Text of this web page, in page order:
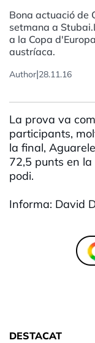
Bona actuació de
setmana a
a la Copa
austríaca.
Author|28.11.16
La prova va
participants,
la final,
72,5 punts en
podi.
Informa: David
DESTACAT